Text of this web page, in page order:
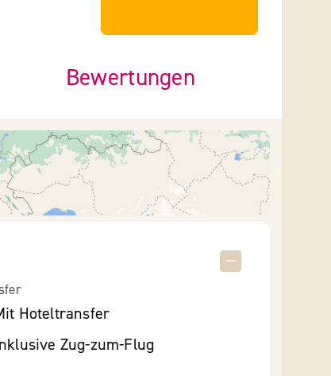
Bewertungen
Hoteltransfer
Zug-zum-Flug